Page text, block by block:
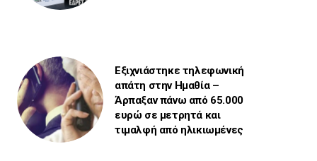
Εξιχνιάστηκε τηλεφωνική
απάτη στην Ημαθία –
Άρπαξαν πάνω από 65.000
ευρώ σε μετρητά και
τιμαλφή από ηλικιωμένες